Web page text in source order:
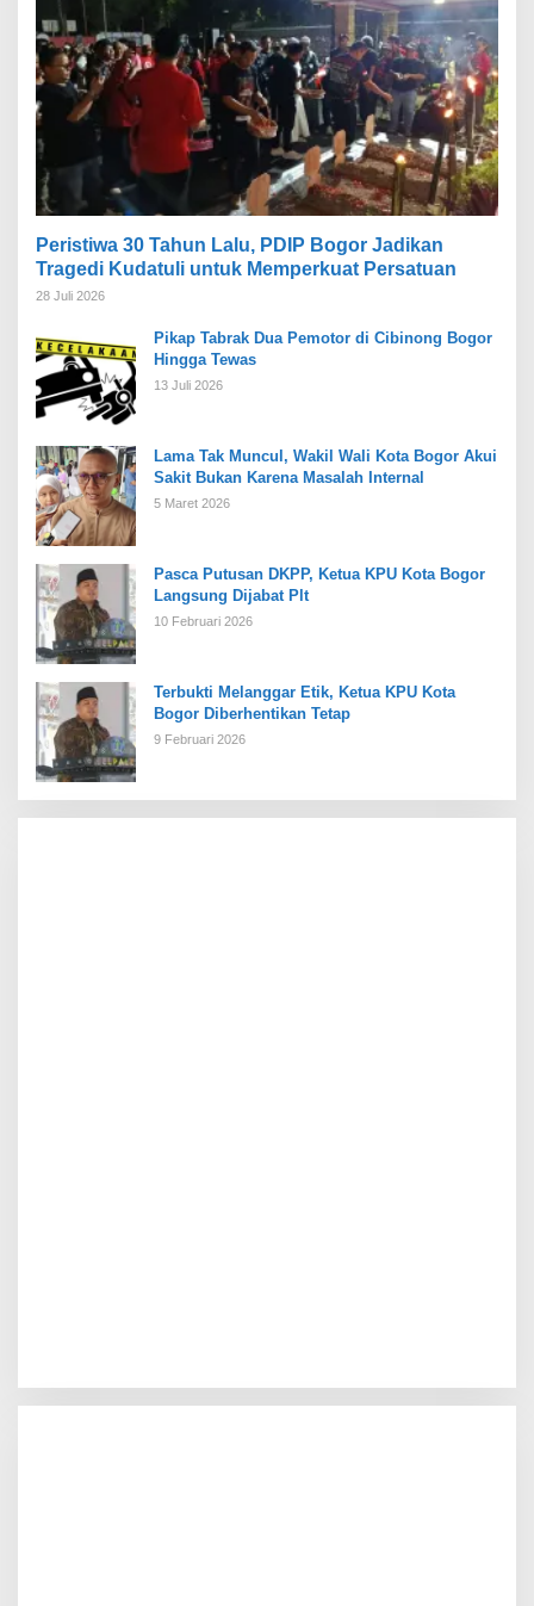
Peristiwa 30 Tahun Lalu, PDIP Bogor Jadikan
Tragedi Kudatuli untuk Memperkuat Persatuan
28 Juli 2026
Pikap Tabrak Dua Pemotor di Cibinong Bogor
Hingga Tewas
13 Juli 2026
Lama Tak Muncul, Wakil Wali Kota Bogor Akui
Sakit Bukan Karena Masalah Internal
5 Maret 2026
Pasca Putusan DKPP, Ketua KPU Kota Bogor
Langsung Dijabat Plt
10 Februari 2026
Terbukti Melanggar Etik, Ketua KPU Kota
Bogor Diberhentikan Tetap
9 Februari 2026